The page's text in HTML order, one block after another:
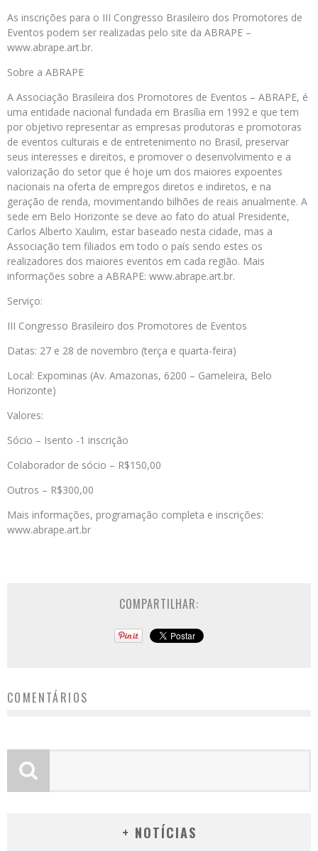
As inscrições para o III Congresso Brasileiro dos Promotores de
Eventos podem ser realizadas pelo site da ABRAPE –
www.abrape.art.br.
Sobre a ABRAPE
A Associação Brasileira dos Promotores de Eventos – ABRAPE, é
uma entidade nacional fundada em Brasília em 1992 e que tem
por objetivo representar as empresas produtoras e promotoras
de eventos culturais e de entretenimento no Brasil, preservar
seus interesses e direitos, e promover o desenvolvimento e a
valorização do setor que é hoje um dos maiores expoentes
nacionais na oferta de empregos diretos e indiretos, e na
geração de renda, movimentando bilhões de reais anualmente. A
sede em Belo Horizonte se deve ao fato do atual Presidente,
Carlos Alberto Xaulim, estar baseado nesta cidade, mas a
Associação tem filiados em todo o país sendo estes os
realizadores dos maiores eventos em cada região. Mais
informações sobre a ABRAPE: www.abrape.art.br.
Serviço:
III Congresso Brasileiro dos Promotores de Eventos
Datas: 27 e 28 de novembro (terça e quarta-feira)
Local: Expominas (Av. Amazonas, 6200 – Gameleira, Belo
Horizonte)
Valores:
Sócio – Isento -1 inscrição
Colaborador de sócio – R$150,00
Outros – R$300,00
Mais informações, programação completa e inscrições:
www.abrape.art.br
COMPARTILHAR:
COMENTÁRIOS
+ NOTÍCIAS